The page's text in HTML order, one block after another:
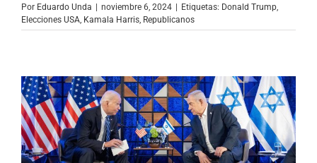
Por Eduardo Unda | noviembre 6, 2024 | Etiquetas: Donald Trump
Elecciones USA Kamala Harris Republicanos